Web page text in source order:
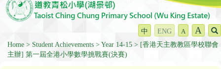
中 ENG A A
Home Student Achievements Year 14-15
[香港天主教教區學校聯會
主辦] 第一屆全港小學數學挑戰賽(決賽)